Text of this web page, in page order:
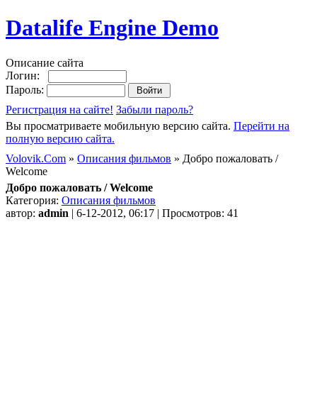
Datalife Engine Demo
Описание сайта
Логин:
Пароль:
Регистрация на сайте! Забыли пароль?
Вы просматриваете мобильную версию сайта. Перейти на
полную версию сайта.
Volovik.Com » Описания фильмов » Добро пожаловать /
Welcome
Добро пожаловать / Welcome
Категория: Описания фильмов
автор: admin | 6-12-2012, 06:17 | Просмотров: 41